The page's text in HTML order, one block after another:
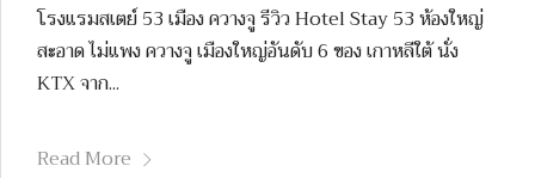
โรงแรมสเตย์ 53 เมือง ควางจู รีวิว Hotel Stay 53 ห้องใหญ่
สะอาด ไม่แพง ควางจู เมืองใหญ่อันดับ 6 ของ เกาหลีใต้ นั่ง
KTX จาก...
Read More